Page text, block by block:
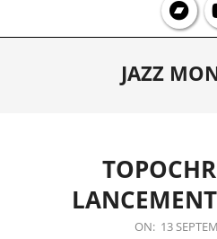
JAZZ
ON: 13